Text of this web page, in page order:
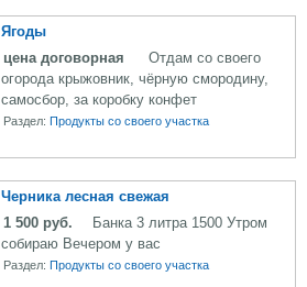
Ягоды
цена договорная
Отдам со своего
огорода крыжовник, чёрную смородину,
самосбор, за коробку конфет
Раздел: Продукты со своего участка
Черника лесная свежая
1 500 руб.
Банка 3 литра 1500 Утром
собираю Вечером у вас
Раздел: Продукты со своего участка